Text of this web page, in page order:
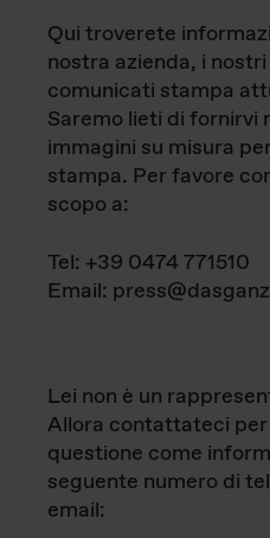
Qui troverete
nostra azienda, i
comunicati stampa
Saremo lieti di fornirvi
immagini su misura
stampa. Per favore
scopo a:
Tel: +39 0474 771510
Email:
Lei non è un
Allora contattateci
questione come
seguente numero di
email: